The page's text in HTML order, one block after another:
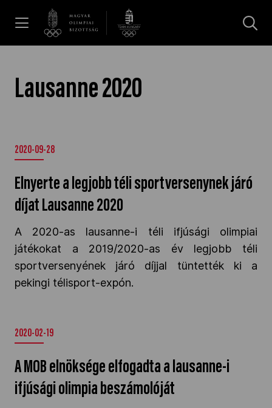
Dakar 2026
Los Angeles 2028
MOB
Kettőskarrier-program
NOB
Társszervezetek
Lausanne 2020
2020-09-28
Elnyerte a legjobb téli sportversenynek járó
díjat Lausanne 2020
A 2020-as lausanne-i téli ifjúsági olimpiai
játékokat a 2019/2020-as év legjobb téli
sportversenyének járó díjjal tüntették ki a
pekingi télisport-expón.
2020-02-19
A MOB elnöksége elfogadta a lausanne-i
ifjúsági olimpia beszámolóját